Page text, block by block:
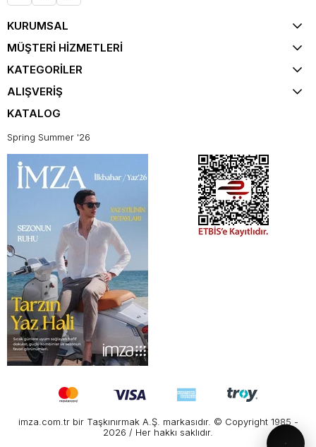
KURUMSAL
MÜŞTERİ HİZMETLERİ
KATEGORİLER
ALIŞVERİŞ
KATALOG
Spring Summer '26
imza.com.tr bir Taşkınırmak A.Ş. markasıdır. © Copyright 1985 -
2026 / Her hakkı saklıdır.